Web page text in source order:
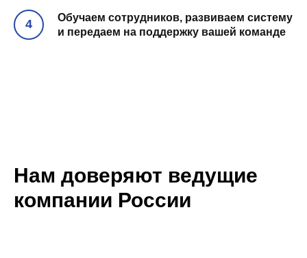
Обучаем сотрудников, развиваем систему
и передаем на поддержку вашей команде
Нам доверяют ведущие
компании России